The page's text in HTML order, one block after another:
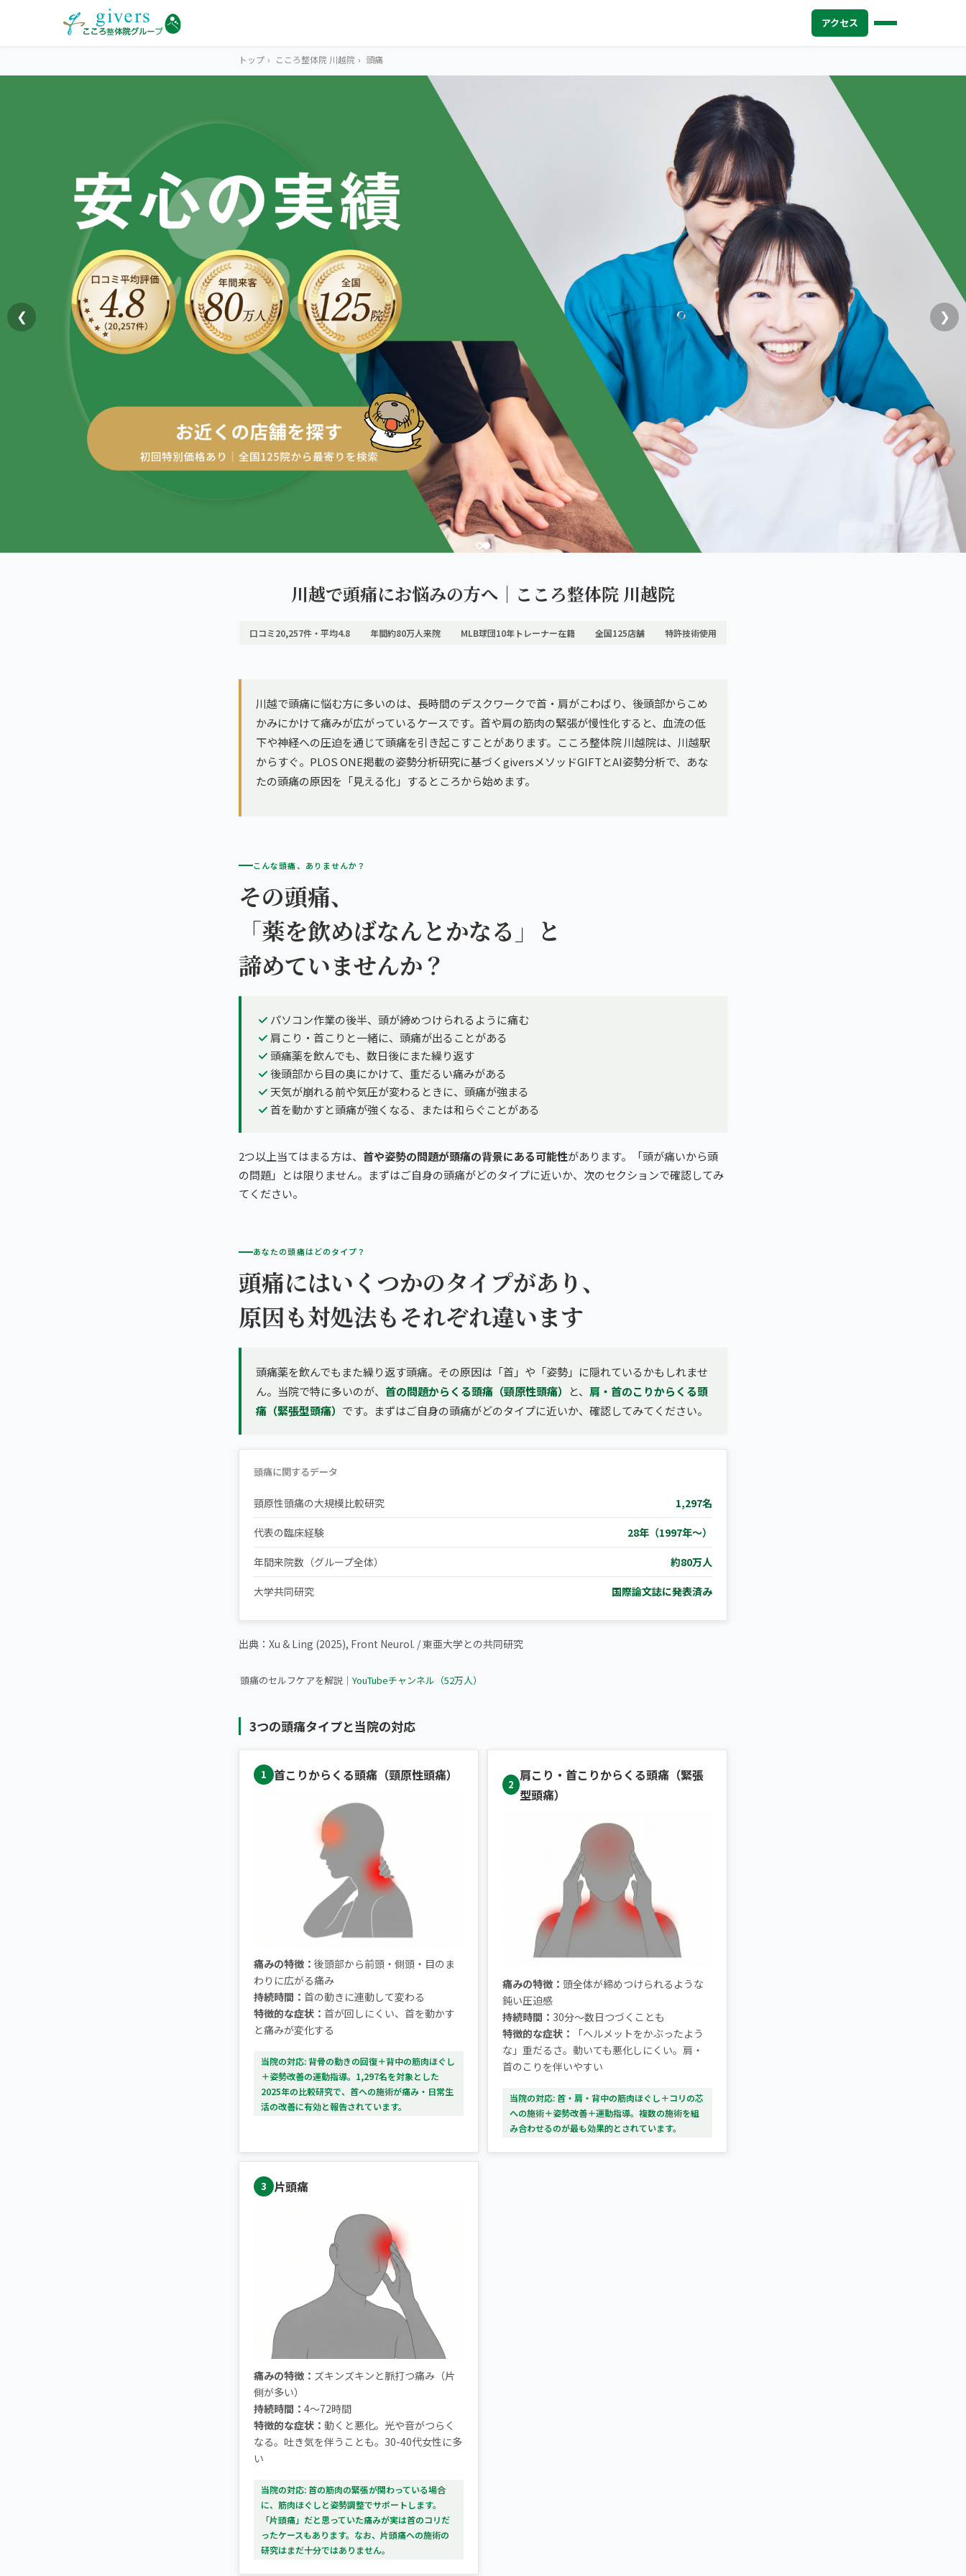
アクセス
トップ
SYMPTOMS 症状から探す
肩こり・首こり
四十肩・五十肩
膝痛・関節痛
股関節の痛み
産後の不調・体型の崩れ
メニューから探す
店舗一覧
エリアから探す
札幌エリア（13院）
仙台エリア（4院）
ABOUT US
こころ整体院グループについて
初めての方へ
ご予約はこちら
OUR CONCEPT
とらわれないカラ
ダを。
トップ › こころ整体院 川越院 › 頭痛
❮ ❯
川越で頭痛にお悩みの方へ｜こころ整体院 川越院
口コミ20,257件・平均4.8 年間約80万人来院 MLB球団10年トレーナー在籍 全国125店舗 特許技術使用
川越で頭痛に悩む方に多いのは、長時間のデスクワークで首・肩がこわばり、後頭部からこめ
かみにかけて痛みが広がっているケースです。首や肩の筋肉の緊張が慢性化すると、血流の低
下や神経への圧迫を通じて頭痛を引き起こすことがあります。こころ整体院 川越院は、川越駅
からすぐ。PLOS ONE掲載の姿勢分析研究に基づくgiversメソッドGIFTとAI姿勢分析で、あな
たの頭痛の原因を「見える化」するところから始めます。
こんな頭痛、ありませんか？
その頭痛、
「薬を飲めばなんとかなる」と
諦めていませんか？
パソコン作業の後半、頭が締めつけられるように痛む
肩こり・首こりと一緒に、頭痛が出ることがある
頭痛薬を飲んでも、数日後にまた繰り返す
後頭部から目の奥にかけて、重だるい痛みがある
天気が崩れる前や気圧が変わるときに、頭痛が強まる
首を動かすと頭痛が強くなる、または和らぐことがある
2つ以上当てはまる方は、 首や姿勢の問題が頭痛の背景にある可能性があります。「頭が痛いから頭
の問題」とは限りません。まずはご自身の頭痛がどのタイプに近いか、次のセクションで確認してみ
てください。
あなたの頭痛はどのタイプ？
頭痛にはいくつかのタイプがあり、
原因も対処法もそれぞれ違います
頭痛薬を飲んでもまた繰り返す頭痛。その原因は「首」や「姿勢」に隠れているかもしれませ
ん。当院で特に多いのが、 首の問題からくる頭痛（頸原性頭痛） と、 肩・首のこりからくる頭
痛（緊張型頭痛） です。まずはご自身の頭痛がどのタイプに近いか、確認してみてください。
頭痛に関するデータ
頸原性頭痛の大規模比較研究 1,297名
代表の臨床経験 28年（1997年〜）
年間来院数（グループ全体） 約80万人
大学共同研究 国際論文誌に発表済み
出典：Xu & Ling (2025), Front Neurol. / 東亜大学との共同研究
▶ 【拡散希望】頭痛を感じたらまずこのセルフケアをやってください
頭痛のセルフケアを解説｜ YouTubeチャンネル（52万人）
3つの頭痛タイプと当院の対応
1 首こりからくる頭痛（頸原性頭痛）
痛みの特徴： 後頭部から前頭・側頭・目のま
わりに広がる痛み
持続時間： 首の動きに連動して変わる
特徴的な症状： 首が回しにくい、首を動かす
と痛みが変化する
当院の対応: 背骨の動きの回復＋背中の筋肉ほぐし
＋姿勢改善の運動指導。1,297名を対象とした
2025年の比較研究で、首への施術が痛み・日常生
活の改善に有効と報告されています。
2
肩こり・首こりからくる頭痛（緊張
型頭痛）
痛みの特徴： 頭全体が締めつけられるような
鈍い圧迫感
持続時間： 30分〜数日つづくことも
特徴的な症状：
「ヘルメットをかぶったよう
な」重だるさ。動いても悪化しにくい。肩・
首のこりを伴いやすい
当院の対応: 首・肩・背中の筋肉ほぐし＋コリの芯
への施術＋姿勢改善＋運動指導。複数の施術を組
み合わせるのが最も効果的とされています。
3 片頭痛
痛みの特徴： ズキンズキンと脈打つ痛み（片
側が多い）
持続時間： 4〜72時間
特徴的な症状： 動くと悪化。光や音がつらく
なる。吐き気を伴うことも。30-40代女性に多
い
当院の対応: 首の筋肉の緊張が関わっている場合
に、筋肉ほぐしと姿勢調整でサポートします。
「片頭痛」だと思っていた痛みが実は首のコリだ
ったケースもあります。なお、片頭痛への施術の
研究はまだ十分ではありません。